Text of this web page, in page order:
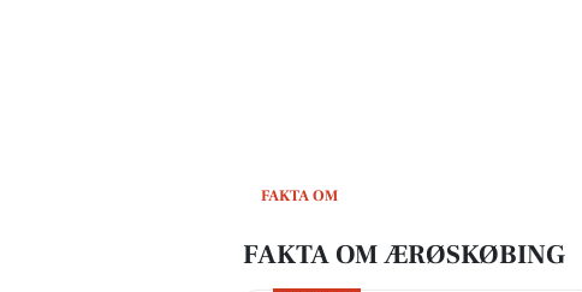
FAKTA OM
FAKTA OM ÆRØSKØBING